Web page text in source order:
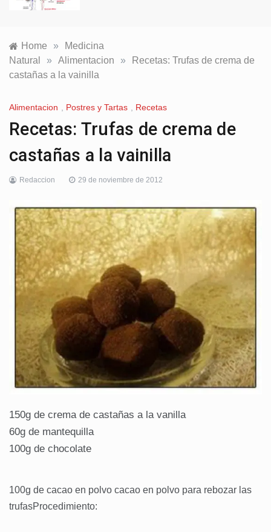
Home »
Medicina
Natural
» Alimentacion »
Recetas: Trufas de crema de
castañas a la vainilla
Alimentacion , Postres y Tartas , Recetas
Recetas: Trufas de crema de
castañas a la vainilla
Redaccion 29 de noviembre de 2012
150g de crema de castañas a la vanilla
60g de mantequilla
100g de chocolate
100g de cacao en polvo cacao en polvo para rebozar las
trufasProcedimiento: